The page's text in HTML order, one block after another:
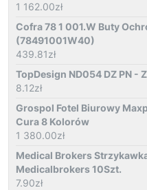
1 162.00zł
Cofra 78 1 001.W Buty
(78491001W40)
439.81zł
TopDesign ND054 DZ PN -
8.12zł
Grospol Fotel Biurowy
Cura 8 Kolorów
1 380.00zł
Medical Brokers
Medicalbrokers 10Szt.
7.90zł